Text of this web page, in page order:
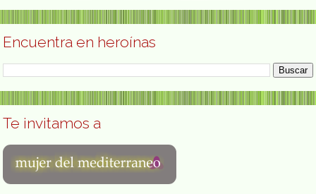
Encuentra en heroínas
Te invitamos a